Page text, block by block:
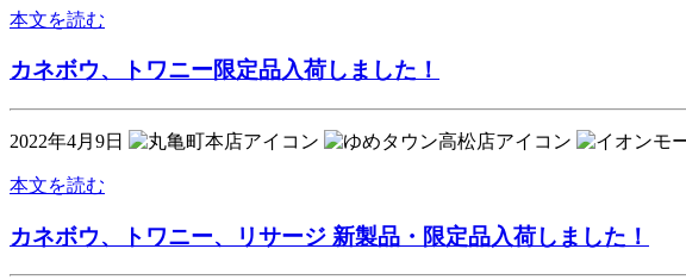
本文を読む
カネボウ、トワニー限定品入荷しました！
2022年4月9日
本文を読む
カネボウ、トワニー、リサージ 新製品・限定品入荷しました！